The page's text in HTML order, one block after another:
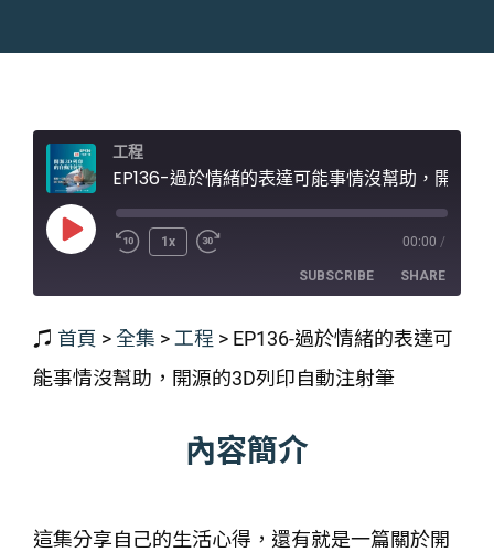
工程
Play
1x 00:00 /
SUBSCRIBE SHARE
SHARE
LINK
♫ 首頁 > 全集 >工程 > EP136-過於情緒的表達可
能事情沒幫助，開源的3D列印自動注射筆
內容簡介
這集分享自己的生活心得，還有就是一篇關於開